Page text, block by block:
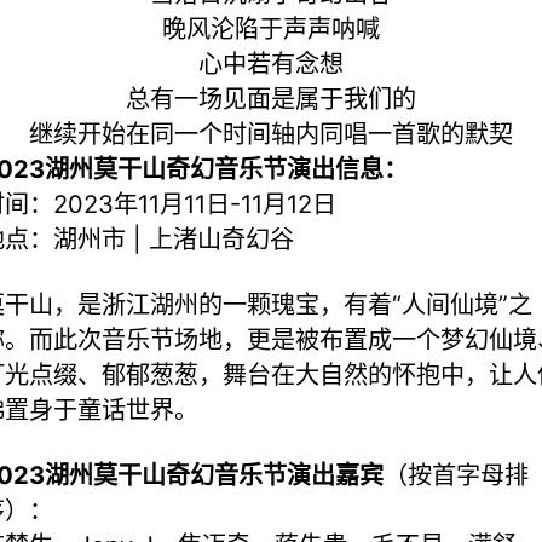
晚风沦陷于声声呐喊
心中若有念想
总有一场见面是属于我们的
继续开始在同一个时间轴内同唱一首歌的默契
湖州莫干山奇幻音乐节演出信息：
：2023年11月11日-11月12日
：湖州市 | 上渚山奇幻谷
山，是浙江湖州的一颗瑰宝，有着“人间仙境”之
而此次音乐节场地，更是被布置成一个梦幻仙
点缀、郁郁葱葱，舞台在大自然的怀抱中，让
身于童话世界。
湖州莫干山奇幻音乐节演出嘉宾 （按首字母排
：